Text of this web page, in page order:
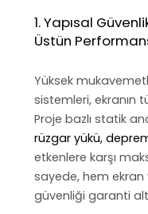
1. Yapısal
Üstün
Yüksek
sistemleri, ekranın
Proje bazlı statik
rüzgar yükü,
etkenlere karşı
sayede, hem ekran
güvenliği garanti